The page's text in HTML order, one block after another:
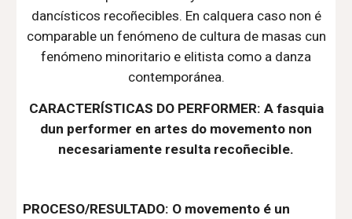
dancísticos recoñecibles. En calquera caso non é
comparable un fenómeno de cultura de masas cun
fenómeno minoritario e elitista como a danza
contemporánea.
CARACTERÍSTICAS DO PERFORMER: A fasquia
dun performer en artes do movemento non
necesariamente resulta recoñecible.
PROCESO/RESULTADO: O movemento é un